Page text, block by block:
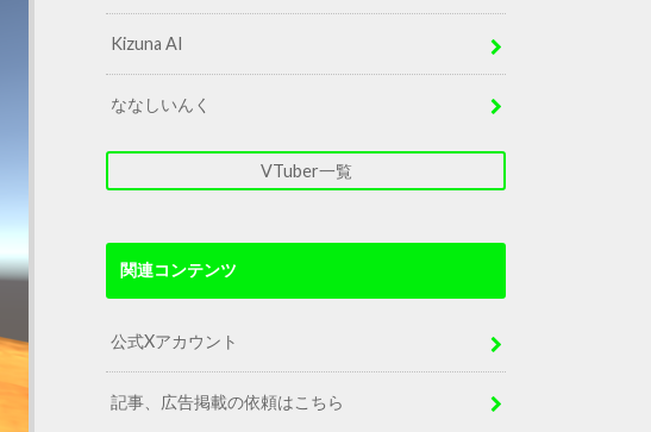
Kizuna AI
ななしいんく
VTuber一覧
関連コンテンツ
公式Xアカウント
記事、広告掲載の依頼はこちら